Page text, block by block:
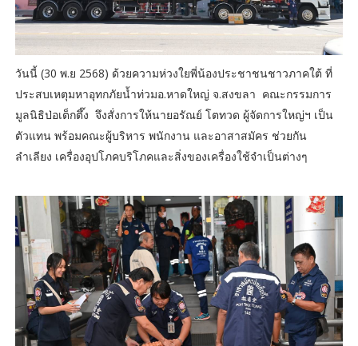
วันนี้ (30 พ.ย 2568) ด้วยความห่วงใยพี่น้องประชาชนชาวภาคใต้ ที่
ประสบเหตุมหาอุทกภัยน้ำท่วมอ.หาดใหญ่ จ.สงขลา คณะกรรมการ
มูลนิธิป่อเต็กตึ๊ง จึงสั่งการให้นายอรัณย์ โตทวด ผู้จัดการใหญ่ฯ เป็น
ตัวแทน พร้อมคณะผู้บริหาร พนักงาน และอาสาสมัคร ช่วยกัน
ลำเลียง เครื่องอุปโภคบริโภคและสิ่งของเครื่องใช้จำเป็นต่างๆ